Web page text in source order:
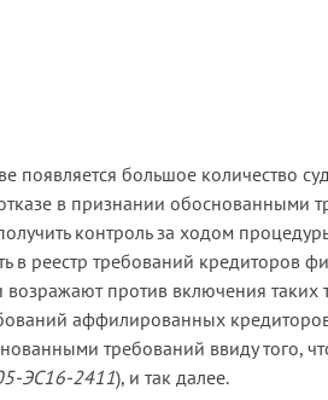
появляется большое количество
в признании обоснованными
контроль за ходом
в реестр требований кредиторов
против включения таких
аффилированных
требований ввиду того,
ЭС16-2411), и так далее.